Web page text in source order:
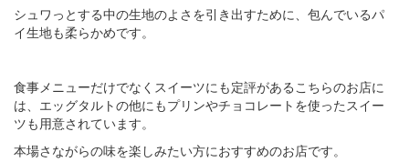
シュワっとする中の生地のよさを引き出すために、包んでいるパ
イ生地も柔らかめです。
食事メニューだけでなくスイーツにも定評があるこちらのお店に
は、エッグタルトの他にもプリンやチョコレートを使ったスイー
ツも用意されています。
本場さながらの味を楽しみたい方におすすめのお店です。